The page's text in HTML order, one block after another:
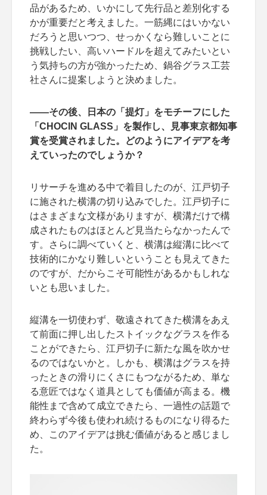
品があるため、いかにして先行品と差別化する
かが重要だと考えました。一筋縄にはいかない
だろうと思いつつ、せっかくなら難しいことに
挑戦したい、高いハードルを超えてみたいとい
う気持ちの方が強かったため、鍋谷グラス工芸
社さんに提案しようと決めました。
――その後、日本の「提灯」をモチーフにした
「CHOCIN GLASS」を製作し、見事東京都知事
賞を受賞されました。どのようにアイデアを考
えていったのでしょうか？
リサーチを進める中で着目したのが、江戸切子
に施された横溝の切り込みでした。江戸切子に
はさまざまな文様がありますが、横溝だけで構
成されたものはほとんど見当たらなかったんで
す。さらに調べていくと、横溝は縦溝に比べて
技術的にかなり難しいということも見えてきた
のですが、だからこそ可能性があるかもしれな
いとも思いました。
縦溝を一切使わず、敬遠されてきた横溝をあえ
て前面に押し出したストイックなグラスを作る
ことができたら、江戸切子に新たな風を吹かせ
るのではないかと。しかも、横溝はグラスを持
ったときの滑りにくさにもつながるため、単な
る意匠ではなく道具としても価値が高まる。機
能性まで含めて成立できたら、一過性の話題で
終わらず今後も使われ続けるものになり得るた
め、このアイデアは挑む価値があると感じまし
た。